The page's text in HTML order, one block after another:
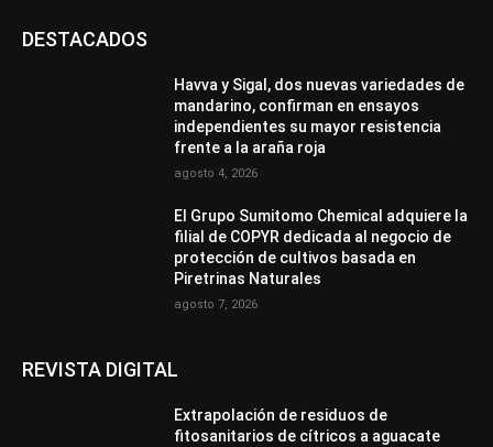
DESTACADOS
Havva y Sigal, dos nuevas variedades de
mandarino, confirman en ensayos
independientes su mayor resistencia
frente a la araña roja
agosto 4, 2026
El Grupo Sumitomo Chemical adquiere la
filial de COPYR dedicada al negocio de
protección de cultivos basada en
Piretrinas Naturales
agosto 7, 2026
REVISTA DIGITAL
Extrapolación de residuos de
fitosanitarios de cítricos a aguacate